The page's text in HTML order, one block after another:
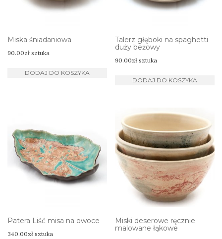
Miska śniadaniowa
90.00zł sztuka
DODAJ DO KOSZYKA
Talerz głęboki na spaghetti
duży beżowy
90.00zł sztuka
DODAJ DO KOSZYKA
Patera Liść misa na owoce
340.00zł sztuka
Miski deserowe ręcznie
malowane łąkowe